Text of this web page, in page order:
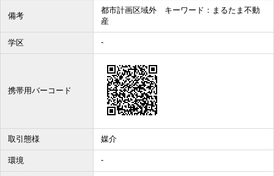
備考
都市計画区域外 キーワード：まるたま不動
産
学区 -
携帯用バーコード
取引態様 媒介
環境 -